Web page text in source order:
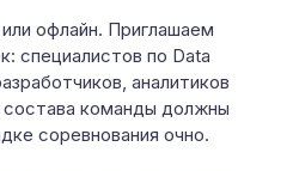
офлайн. Приглашаем
специалистов по Data
аналитиков
команды должны
соревнования очно.